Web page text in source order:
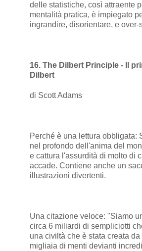
delle statistiche, così attraente
mentalità pratica, è impiegato
ingrandire, disorientare, e over-
16. The Dilbert Principle - Il
Dilbert
di Scott Adams
Perché è una lettura obbligata:
nel profondo dell'anima del
e cattura l'assurdità di molto di
accade. Contiene anche un
illustrazioni divertenti.
Una citazione veloce: "Siamo
circa 6 miliardi di sempliciotti
una civiltà che è stata creata
migliaia di menti devianti